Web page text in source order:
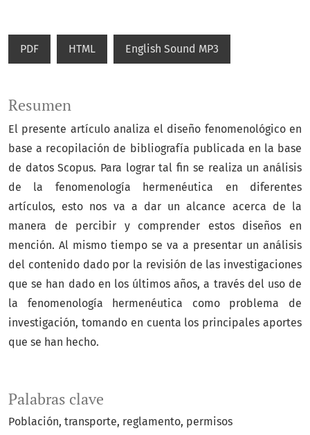
PDF HTML English Sound MP3
Palabras clave
Población transporte reglamento permisos
Resumen
El presente artículo analiza el diseño fenomenológico en
base a recopilación de bibliografía publicada en la base
de datos Scopus. Para lograr tal fin se realiza un análisis
de la fenomenología hermenéutica en diferentes
artículos, esto nos va a dar un alcance acerca de la
manera de percibir y comprender estos diseños en
mención. Al mismo tiempo se va a presentar un análisis
del contenido dado por la revisión de las investigaciones
que se han dado en los últimos años, a través del uso de
la fenomenología hermenéutica como problema de
investigación, tomando en cuenta los principales aportes
que se han hecho.